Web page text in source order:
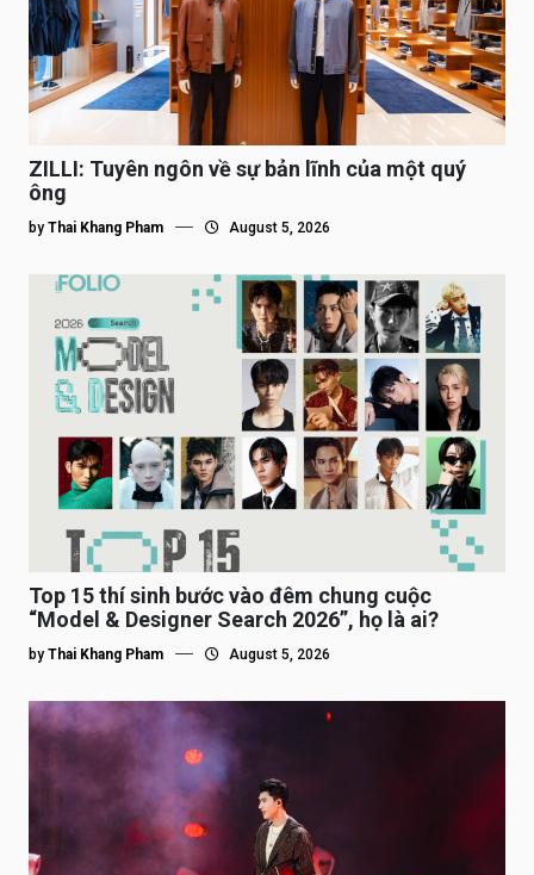
ZILLI: Tuyên ngôn về sự bản lĩnh của một quý
ông
by Thai Khang Pham August 5, 2026
Top 15 thí sinh bước vào đêm chung cuộc
“Model & Designer Search 2026”, họ là ai?
by Thai Khang Pham August 5, 2026